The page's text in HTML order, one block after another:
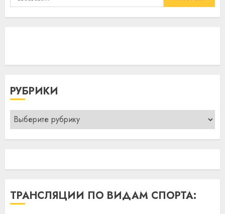
РУБРИКИ
Рубрики
ТРАНСЛЯЦИИ ПО ВИДАМ СПОРТА: